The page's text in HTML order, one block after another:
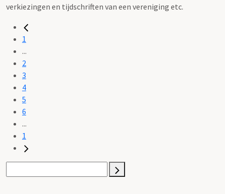
verkiezingen en tijdschriften van een vereniging etc.
1
...
2
3
4
5
6
...
1